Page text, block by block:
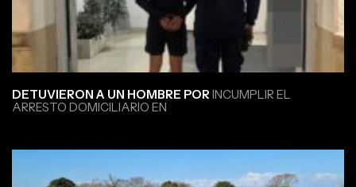
DETUVIERON A UN HOMBRE PORINCUMPLIR EL
ARRESTO DOMICILIARIO EN